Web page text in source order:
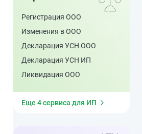
Регистрация ООО
Изменения в ООО
Декларация УСН ООО
Декларация УСН ИП
Ликвидация ООО
Еще 4 сервиса для ИП